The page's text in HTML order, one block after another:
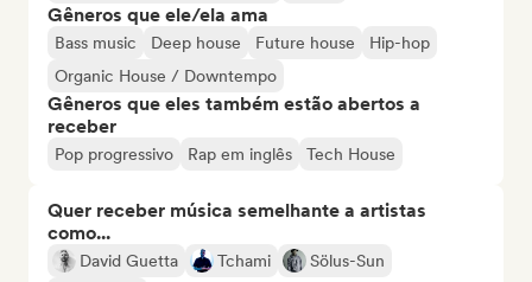
Gêneros que ele/ela ama
Bass music Deep house Future house
Hip-hop
Organic House / Downtempo
Gêneros que eles também estão abertos a
receber
Pop progressivo Rap em inglês Tech House
Quer receber música semelhante a artistas
como...
David Guetta Tchami
Sölus-Sun